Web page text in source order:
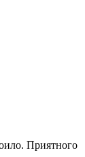
Приятного